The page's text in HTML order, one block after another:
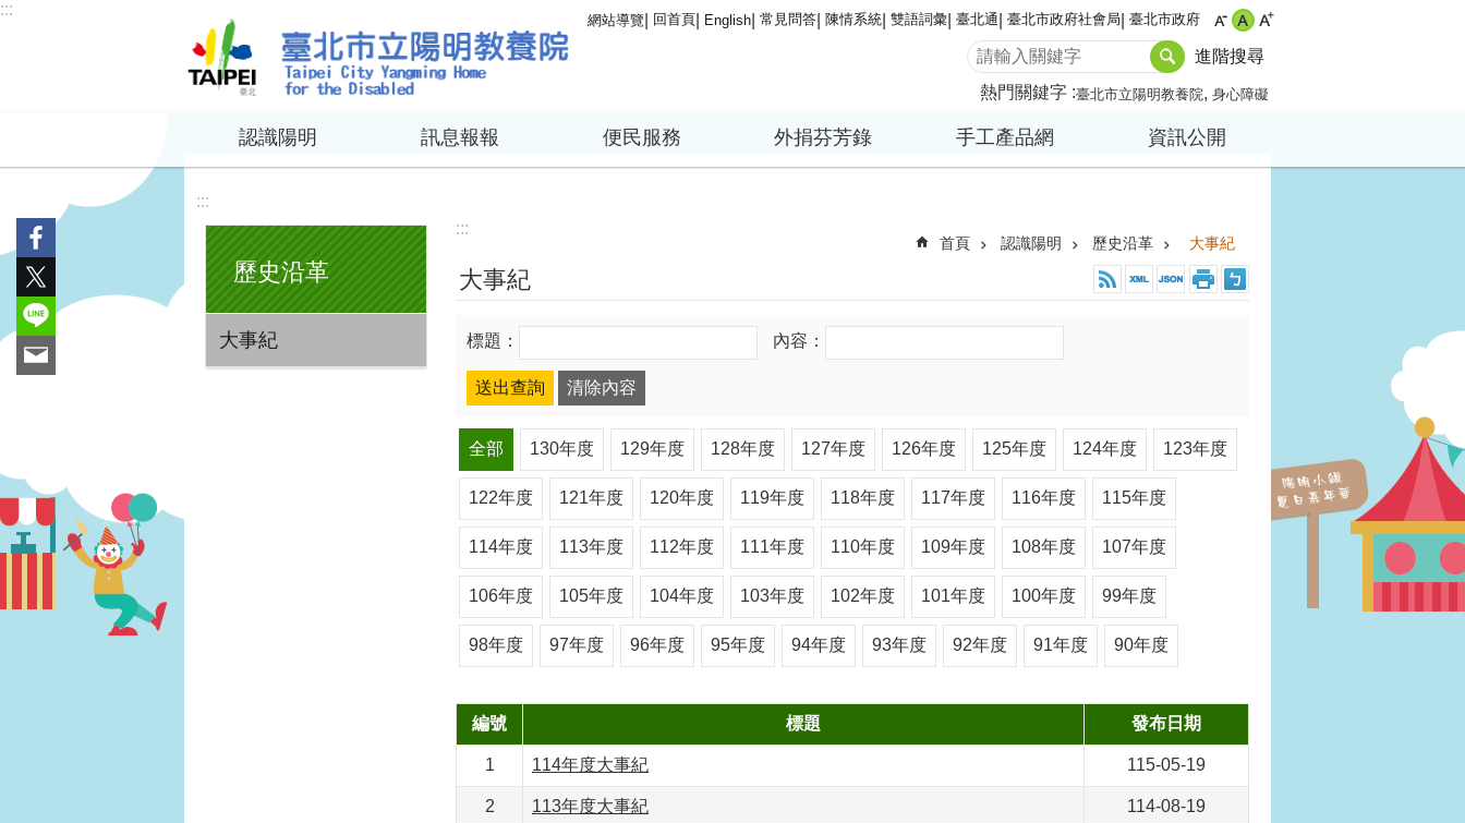
跳到主要內容區塊
:::
網站導覽 回首頁 English 常見問答 陳情系統 雙語詞彙 臺北通 臺北市政府社會局 臺北市政府
進階搜尋
熱門關鍵字 臺北市立陽明教養院 身心障礙
認識陽明 訊息報報 便民服務 外捐芬芳錄 手工產品網 資訊公開
:::
歷史沿革
大事紀
:::
首頁 認識陽明 歷史沿革 大事紀
大事紀
標題： 內容：
全部 130年度 129年度 128年度 127年度 126年度 125年度 124年度 123年度
122年度 121年度 120年度 119年度 118年度 117年度 116年度 115年度
114年度 113年度 112年度 111年度 110年度 109年度 108年度 107年度
106年度 105年度 104年度 103年度 102年度 101年度 100年度 99年度
98年度 97年度 96年度 95年度 94年度 93年度 92年度 91年度 90年度
編號 標題 發布日期
1 114年度大事紀 115-05-19
2 113年度大事紀 114-08-19